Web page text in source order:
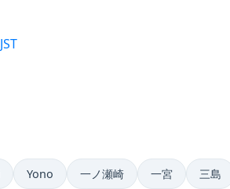
JST
Yono 一ノ瀬崎 一宮 三島